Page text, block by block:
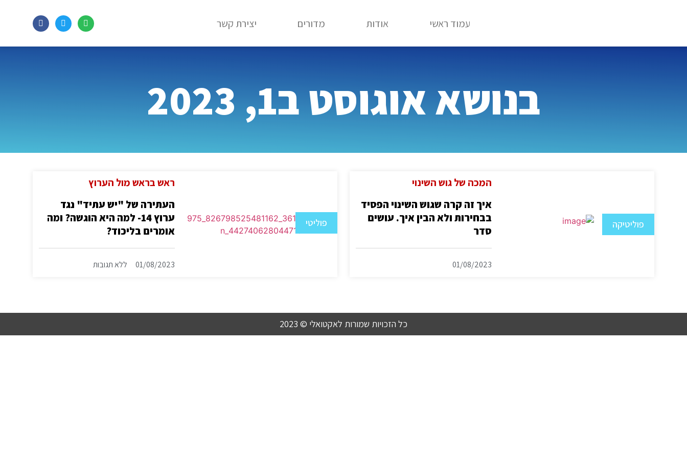
עמוד ראשי אודות מדורים יצירת קשר
בנושא אוגוסט ב1, 2023
פוליטיקה
המכה של גוש השינוי
איך זה קרה שגוש השינוי הפסיד
בבחירות ולא הבין איך. עושים
סדר
01/08/2023
פוליטי
ראש בראש מול הערוץ
העתירה של "יש עתיד" נגד
ערוץ 14- למה היא הוגשה? ומה
אומרים בליכוד?
01/08/2023 ללא תגובות
כל הזכויות שמורות לאקטואלי © 2023